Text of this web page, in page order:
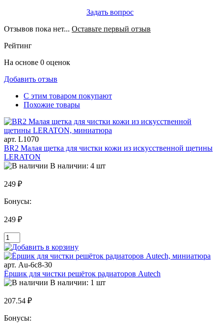
Задать вопрос
Отзывов пока нет... Оставьте первый отзыв
Рейтинг
На основе 0 оценок
Добавить отзыв
С этим товаром покупают
Похожие товары
арт. L1070
BR2 Малая щетка для чистки кожи из искусственной щетины
LERATON
В наличии: 4 шт
249 ₽
Бонусы:
249 ₽
арт. Au-6c8-30
Ёршик для чистки решёток радиаторов Autech
В наличии: 1 шт
207.54 ₽
Бонусы: